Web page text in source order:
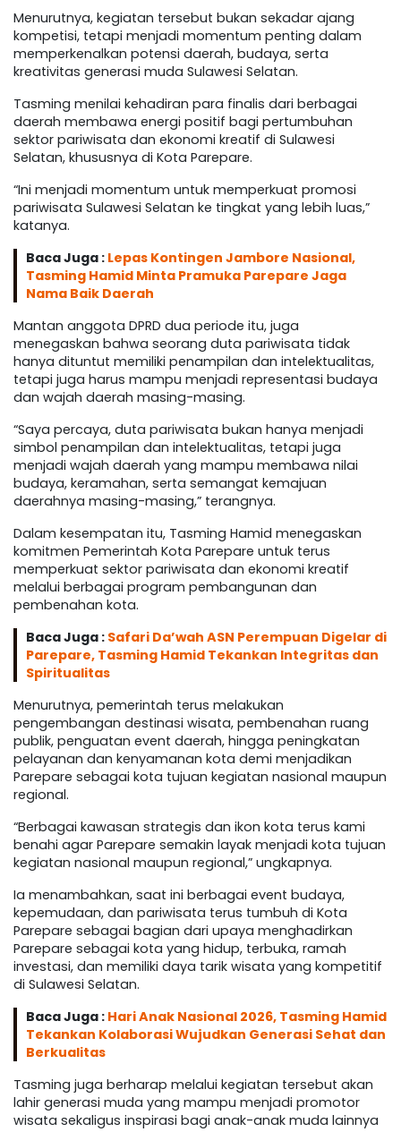
Menurutnya, kegiatan tersebut bukan sekadar ajang
kompetisi, tetapi menjadi momentum penting dalam
memperkenalkan potensi daerah, budaya, serta
kreativitas generasi muda Sulawesi Selatan.
Tasming menilai kehadiran para finalis dari berbagai
daerah membawa energi positif bagi pertumbuhan
sektor pariwisata dan ekonomi kreatif di Sulawesi
Selatan, khususnya di Kota Parepare.
“Ini menjadi momentum untuk memperkuat promosi
pariwisata Sulawesi Selatan ke tingkat yang lebih luas,”
katanya.
Baca Juga : Lepas Kontingen Jambore Nasional,
Tasming Hamid Minta Pramuka Parepare Jaga
Nama Baik Daerah
Mantan anggota DPRD dua periode itu, juga
menegaskan bahwa seorang duta pariwisata tidak
hanya dituntut memiliki penampilan dan intelektualitas,
tetapi juga harus mampu menjadi representasi budaya
dan wajah daerah masing-masing.
“Saya percaya, duta pariwisata bukan hanya menjadi
simbol penampilan dan intelektualitas, tetapi juga
menjadi wajah daerah yang mampu membawa nilai
budaya, keramahan, serta semangat kemajuan
daerahnya masing-masing,” terangnya.
Dalam kesempatan itu, Tasming Hamid menegaskan
komitmen Pemerintah Kota Parepare untuk terus
memperkuat sektor pariwisata dan ekonomi kreatif
melalui berbagai program pembangunan dan
pembenahan kota.
Baca Juga : Safari Da’wah ASN Perempuan Digelar di
Parepare, Tasming Hamid Tekankan Integritas dan
Spiritualitas
Menurutnya, pemerintah terus melakukan
pengembangan destinasi wisata, pembenahan ruang
publik, penguatan event daerah, hingga peningkatan
pelayanan dan kenyamanan kota demi menjadikan
Parepare sebagai kota tujuan kegiatan nasional maupun
regional.
“Berbagai kawasan strategis dan ikon kota terus kami
benahi agar Parepare semakin layak menjadi kota tujuan
kegiatan nasional maupun regional,” ungkapnya.
Ia menambahkan, saat ini berbagai event budaya,
kepemudaan, dan pariwisata terus tumbuh di Kota
Parepare sebagai bagian dari upaya menghadirkan
Parepare sebagai kota yang hidup, terbuka, ramah
investasi, dan memiliki daya tarik wisata yang kompetitif
di Sulawesi Selatan.
Baca Juga : Hari Anak Nasional 2026, Tasming Hamid
Tekankan Kolaborasi Wujudkan Generasi Sehat dan
Berkualitas
Tasming juga berharap melalui kegiatan tersebut akan
lahir generasi muda yang mampu menjadi promotor
wisata sekaligus inspirasi bagi anak-anak muda lainnya